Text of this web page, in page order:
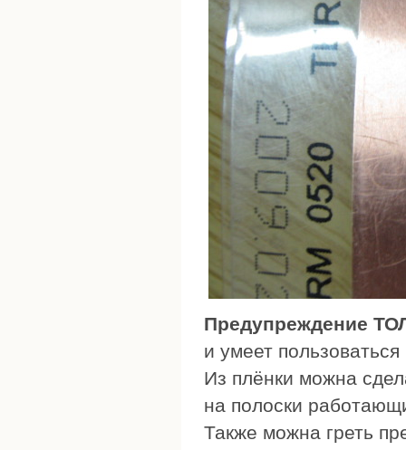
Предупреждение
и умеет
Из плёнки можна
на полоски
Также можна греть